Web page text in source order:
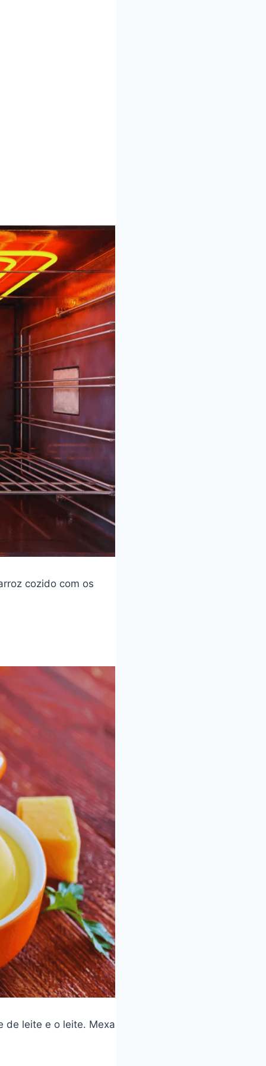
cozido com os
de leite e o leite. Mexa